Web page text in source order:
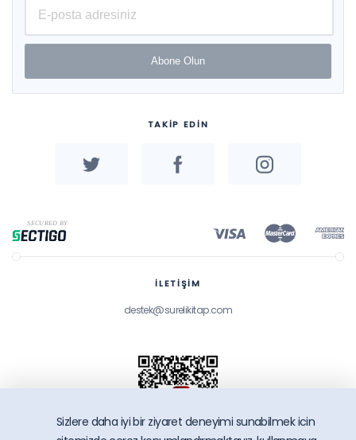
Abone Olun
TAKİP EDİN
İLETİŞİM
destek@surelikitap.com
Sizlere daha iyi bir ziyaret deneyimi sunabilmek icin